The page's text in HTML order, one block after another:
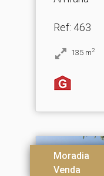
Ref: 463
135 m2
Moradia
Venda